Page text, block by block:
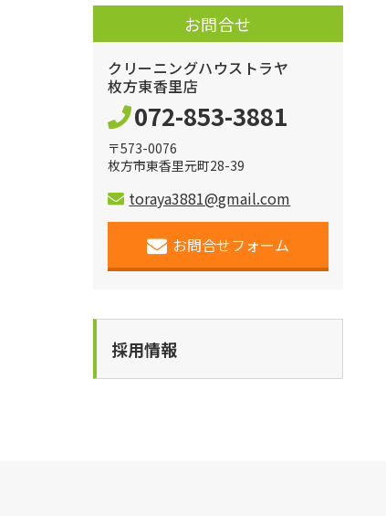
お問合せ
クリーニングハウストラヤ
枚方東香里店
072-853-3881
〒573-0076
枚方市東香里元町28-39
toraya3881@gmail.com
お問合せフォーム
採用情報